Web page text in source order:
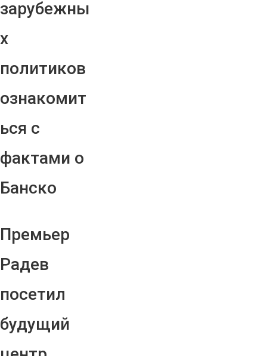
зарубежны
х
политиков
ознакомит
ься с
фактами о
Банско
Премьер
Радев
посетил
будущий